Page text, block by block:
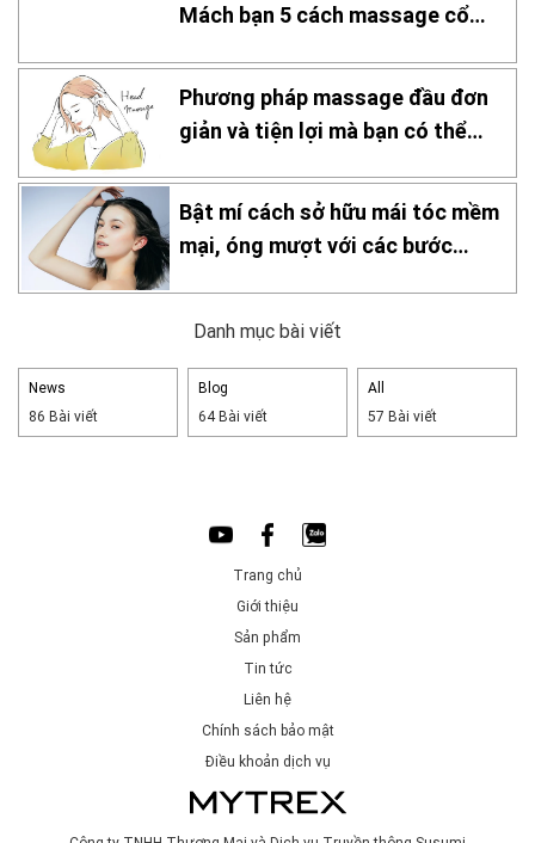
Mách bạn 5 cách massage cổ
Phương pháp massage đầu đơn
giản và tiện lợi mà bạn có thể
Bật mí cách sở hữu mái tóc mềm
mại, óng mượt với các bước
Danh mục bài viết
News
86 Bài viết
Blog
64 Bài viết
All
57 Bài viết
Trang chủ
Giới thiệu
Sản phẩm
Tin tức
Liên hệ
Chính sách bảo mật
Điều khoản dịch vụ